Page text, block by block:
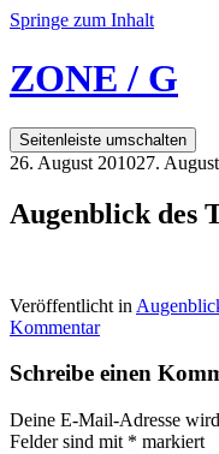
Springe zum Inhalt
ZONE / G
Seitenleiste umschalten
26. August 201027.
Augenblick des
Veröffentlicht in
Kommentar
Schreibe einen
Deine E-Mail-Adresse
Felder sind mit * markiert